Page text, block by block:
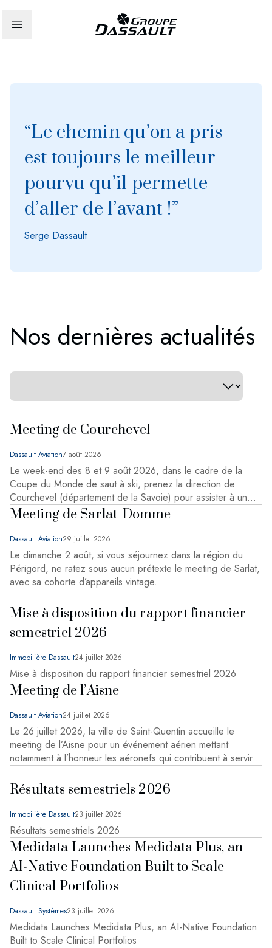
“Le chemin qu’on a pris
est toujours le meilleur
pourvu qu’il permette
d’aller de l’avant !”
Serge Dassault
Nos dernières actualités
Meeting de Courchevel
Dassault Aviation7 août 2026
Le week-end des 8 et 9 août 2026, dans le cadre de la
Coupe du Monde de saut à ski, prenez la direction de
Courchevel (département de la Savoie) pour assister à un
meeting aérien dans un cadre atypique.
Meeting de Sarlat-Domme
Dassault Aviation29 juillet 2026
Le dimanche 2 août, si vous séjournez dans la région du
Périgord, ne ratez sous aucun prétexte le meeting de Sarlat,
avec sa cohorte d’appareils vintage.
Mise à disposition du rapport financier
semestriel 2026
Immobilière Dassault24 juillet 2026
Mise à disposition du rapport financier semestriel 2026
Meeting de l’Aisne
Dassault Aviation24 juillet 2026
Le 26 juillet 2026, la ville de Saint-Quentin accueille le
meeting de l’Aisne pour un événement aérien mettant
notamment à l’honneur les aéronefs qui contribuent à servir la
Résultats semestriels 2026
Immobilière Dassault23 juillet 2026
Résultats semestriels 2026
Medidata Launches Medidata Plus, an
AI-Native Foundation Built to Scale
Clinical Portfolios
Dassault Systèmes23 juillet 2026
Medidata Launches Medidata Plus, an AI-Native Foundation
Built to Scale Clinical Portfolios